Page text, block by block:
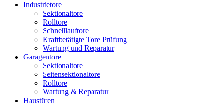
Industrietore
Sektionaltore
Rolltore
Schnelllauftore
Kraftbetätigte Tore Prüfung
Wartung und Reparatur
Garagentore
Sektionaltore
Seitensektionaltore
Rolltore
Wartung & Reparatur
Haustüren